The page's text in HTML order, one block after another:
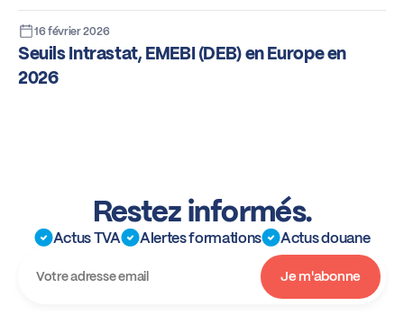
16 février 2026
Seuils Intrastat, EMEBI (DEB) en Europe en
2026
Restez informés.
Actus TVA Alertes formations Actus douane